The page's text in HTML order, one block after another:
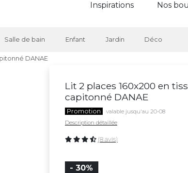
Inspirations Nos
Salle de bain Enfant Jardin Déco
DANAE
Lit 2 places 160x200 en
capitonné DANAE
Promotion
valable jusqu'au 20-08
Description détaillée
(8 avis)
- 30%